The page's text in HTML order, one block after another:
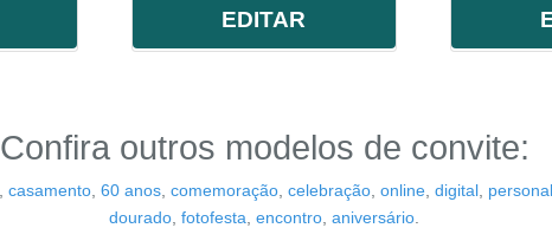
EDITAR
Confira outros modelos de convite:
casamento, 60 anos, comemoração, celebração, online, digital,
dourado fotofesta encontro aniversário